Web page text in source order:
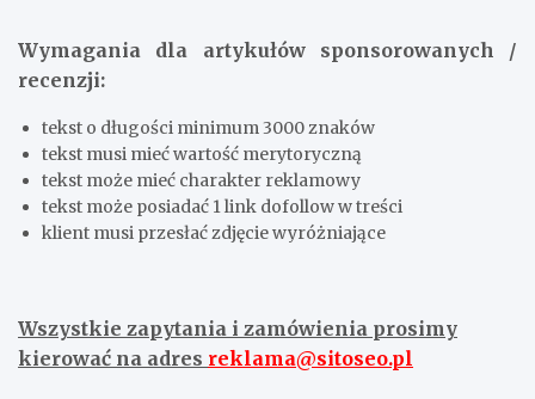
Wymagania dla artykułów sponsorowanych /
recenzji:
tekst o długości minimum 3000 znaków
tekst musi mieć wartość merytoryczną
tekst może mieć charakter reklamowy
tekst może posiadać 1 link dofollow w treści
klient musi przesłać zdjęcie wyróżniające
Wszystkie zapytania i zamówienia prosimy
kierować na adres reklama@sitoseo.pl